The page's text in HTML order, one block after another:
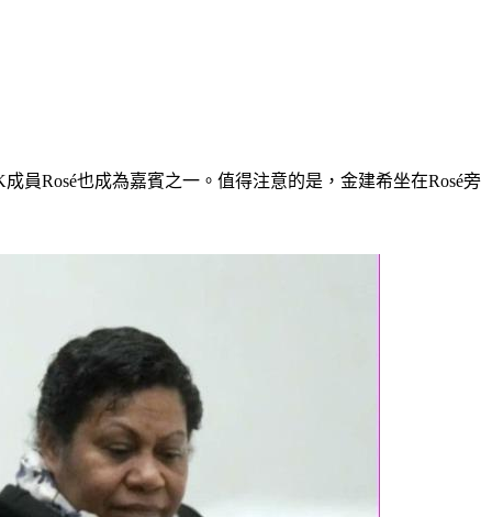
員Rosé也成為嘉賓之一。值得注意的是，金建希坐在Rosé旁